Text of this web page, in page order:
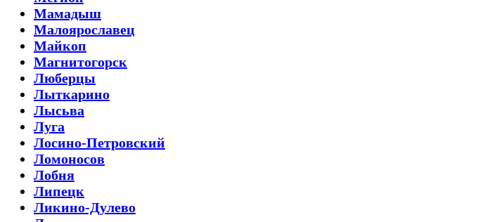
Мамадыш
Малоярославец
Майкоп
Магнитогорск
Люберцы
Лыткарино
Лысьва
Луга
Лосино-Петровский
Ломоносов
Лобня
Липецк
Ликино-Дулево